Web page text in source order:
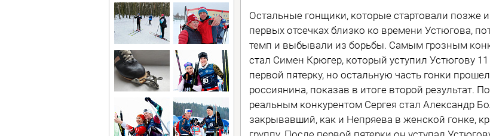
Остальные гонщики, которые стартовали позже
первых отсечках близко ко времени Устюгова,
темп и выбывали из борьбы. Самым грозным
стал Симен Крюгер, который уступил Устюгову 11
первой пятерку, но остальную часть гонки
россиянина, показав в итоге второй результат.
реальным конкурентом Сергея стал Александр
закрывавший, как и Непряева в женской гонке,